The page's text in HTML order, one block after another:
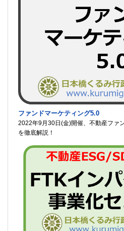
ファンドマーケティング5.0
2022年9月30日(金)開催、不動産ファ
を徹底解説！